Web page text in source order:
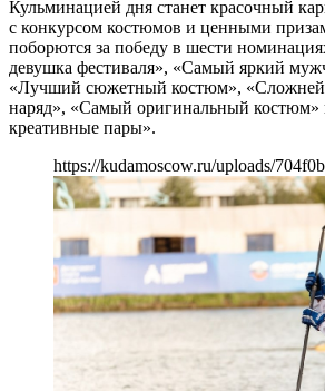
Кульминацией дня станет красочный
с конкурсом костюмов и ценными
поборются за победу в шести
девушка фестиваля», «Самый яркий
«Лучший сюжетный костюм»,
наряд», «Самый оригинальный
креативные пары».
https://kudamoscow.ru/uploads/